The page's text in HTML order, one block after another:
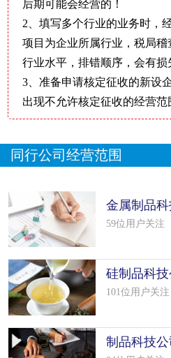
后期可能会经营的！
2、填写多个行业的业务时，
项目为企业所属行业，税局
行业水平，排错顺序，会有损
3、准备申请核定征收的新设
出现不允许核定征收的经营范
同行公司经营范围
金属制品
么填写
59位用户关注
硅制品科
填写（50
101位用户关注
制品科技